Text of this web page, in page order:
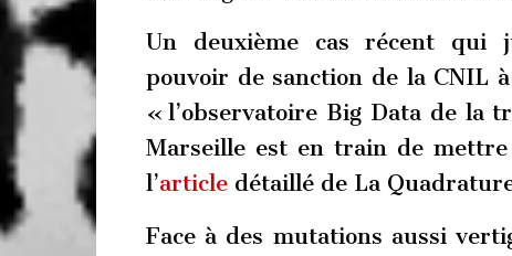
Un deuxième cas récent qui
pouvoir de sanction de la CNIL
« l’observatoire Big Data de la
Marseille est en train de
l’article détaillé de La
Face à des mutations aussi